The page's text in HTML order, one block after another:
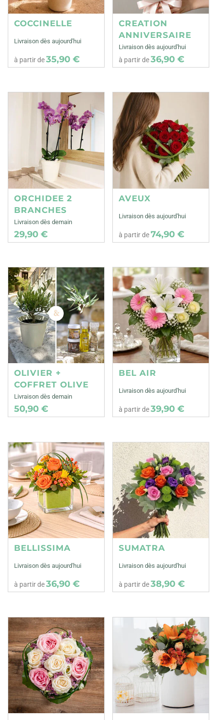
COCCINELLE
Livraison dès aujourd'hui
à partir de35,90 €
CREATION
ANNIVERSAIRE
Livraison dès aujourd'hui
à partir de36,90 €
ORCHIDEE 2
BRANCHES
Livraison dès demain
29,90 €
AVEUX
Livraison dès aujourd'hui
à partir de74,90 €
OLIVIER +
COFFRET OLIVE
Livraison dès demain
50,90 €
BEL AIR
Livraison dès aujourd'hui
à partir de39,90 €
BELLISSIMA
Livraison dès aujourd'hui
à partir de36,90 €
SUMATRA
Livraison dès aujourd'hui
à partir de38,90 €